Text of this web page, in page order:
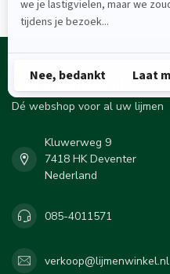
Lijmenwinkel.nl
Dé webshop voor al uw lijmen
Kluwerweg 9
7418 HK Deventer
Nederland
085-4011571
verkoop@lijmenwinkel.nl